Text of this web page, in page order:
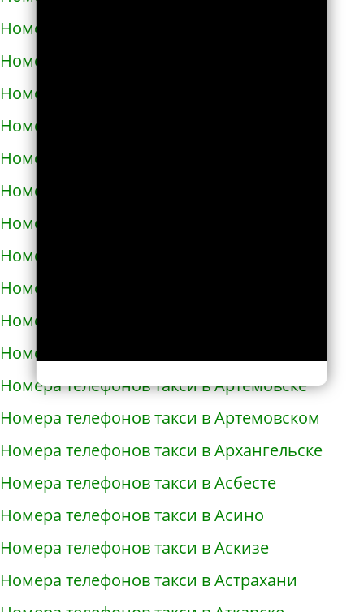
Номера телефонов такси в Арамиле
Номера телефонов такси в Аргуне
Номера телефонов такси в Ардатове
Номера телефонов такси в Ардоне
Номера телефонов такси в Арзамасе
Номера телефонов такси в Аркадаке
Номера телефонов такси в Армавире
Номера телефонов такси в Армянске
Номера телефонов такси в Арсеньеве
Номера телефонов такси в Арске
Номера телефонов такси в Артеме
Номера телефонов такси в Артёмовске
Номера телефонов такси в Артемовском
Номера телефонов такси в Архангельске
Номера телефонов такси в Асбесте
Номера телефонов такси в Асино
Номера телефонов такси в Аскизе
Номера телефонов такси в Астрахани